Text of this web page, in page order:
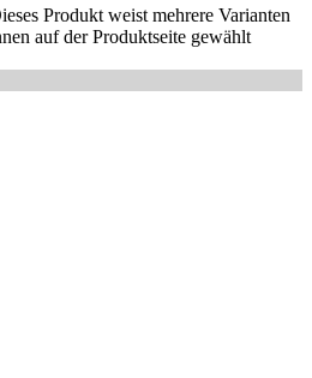
Produkt weist mehrere Varianten
auf der Produktseite gewählt